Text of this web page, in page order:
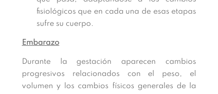
fisiológicos que en cada una de esas etapas
sufre su cuerpo.
Embarazo
Durante la gestación aparecen cambios
progresivos relacionados con el peso, el
volumen y los cambios físicos generales de la